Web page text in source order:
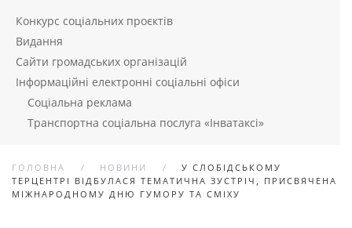
Конкурс соціальних проєктів
Видання
Сайти громадських організацій
Інформаційні електронні соціальні офіси
Соціальна реклама
Транспортна соціальна послуга «Інватаксі»
ГОЛОВНА НОВИНИ
У СЛОБІДСЬКОМУ
ТЕРЦЕНТРІ ВІДБУЛАСЯ ТЕМАТИЧНА ЗУСТРІЧ, ПРИСВЯЧЕНА
МІЖНАРОДНОМУ ДНЮ ГУМОРУ ТА СМІХУ